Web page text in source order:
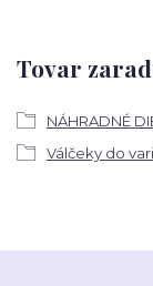
Tovar
NÁHRADNÉ
Válčeky do